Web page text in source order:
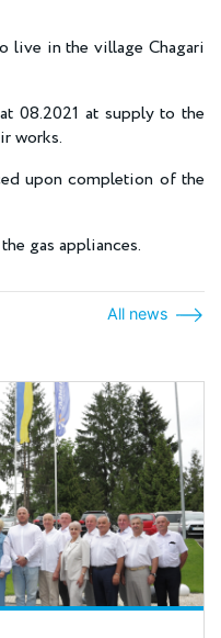
live in the village Chagari
08.2021 at supply to the
works.
upon completion of the
gas appliances.
All news